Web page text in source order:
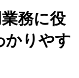
務に役
かりやす